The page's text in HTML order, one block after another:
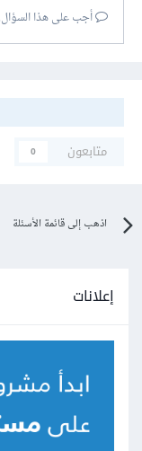
أجب على هذا
متابعون
0
اذهب إلى قائمة الأسئلة
إعلانات